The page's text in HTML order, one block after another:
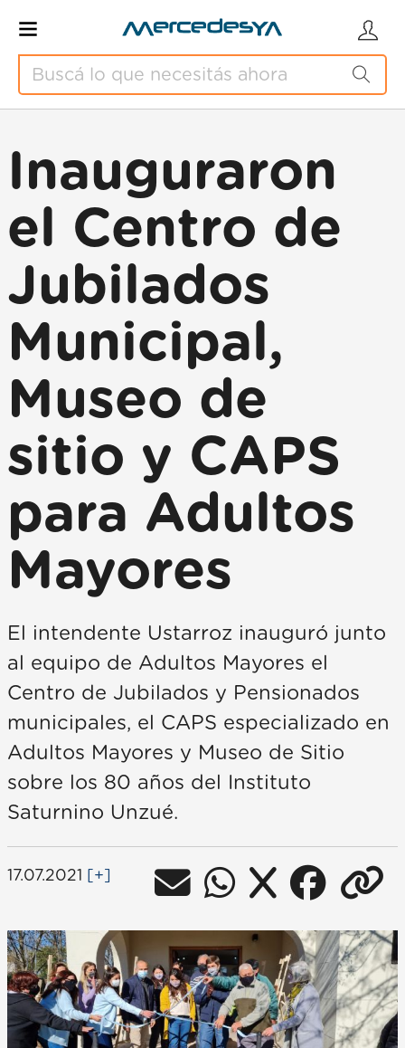
Inauguraron
el Centro de
Jubilados
Municipal,
Museo de
sitio y CAPS
para Adultos
Mayores
El intendente Ustarroz inauguró junto
al equipo de Adultos Mayores el
Centro de Jubilados y Pensionados
municipales, el CAPS especializado en
Adultos Mayores y Museo de Sitio
sobre los 80 años del Instituto
Saturnino Unzué.
17.07.2021 [+]